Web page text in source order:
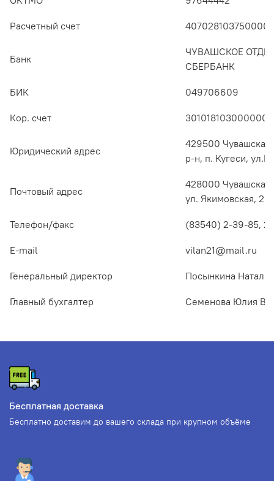
Расчетный счет
Банк
ЧУВАШСКОЕ
СБЕРБАНК
БИК 049706609
Кор. счет
Юридический адрес
429500 Чувашская
р-н, п. Кугеси,
Почтовый адрес
428000 Чувашская
ул. Якимовская, 2
Телефон/факс (83540) 2-39-85,
Е-mail vilan21@mail.ru
Генеральный директор Посынкина
Главный бухгалтер Семенова Юлия
Бесплатная доставка
Бесплатно доставим до вашего склада при крупном объёме